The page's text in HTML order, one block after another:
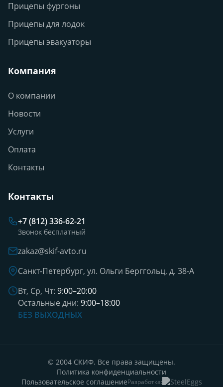
Прицепы фургоны
Прицепы для лодок
Прицепы эвакуаторы
Компания
О компании
Новости
Услуги
Оплата
Контакты
Контакты
+7 (812) 336-62-21
Звонок бесплатный
zakaz@skif-avto.ru
Санкт-Петербург, ул. Ольги Берггольц, д. 38-А
Вт, Ср, Чт: 9:00–20:00
Остальные дни: 9:00–18:00
БЕЗ ВЫХОДНЫХ
© 2004 СКИФ. Все права защищены.
Политика конфиденциальности
Пользовательское соглашениеРазработка: